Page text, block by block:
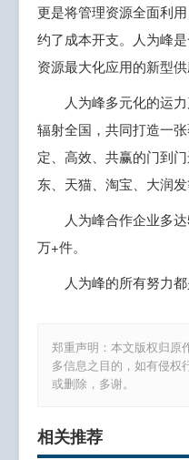
更是将管理资源全面利
约了成本开支。人为峰
资源最大化应用的新型供
人为峰多元化的运
辐射全国，共同打造一
定、高效、共赢的门到
东、天猫、淘宝、大润
人为峰合作企业多
万+件。
人为峰的所有努力
郑重声明：本文版权归原
多信息之目的，如有侵权
或删除，多谢。
相关推荐